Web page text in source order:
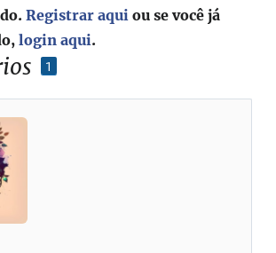
1
Registrar aqui ou se você já
login aqui.